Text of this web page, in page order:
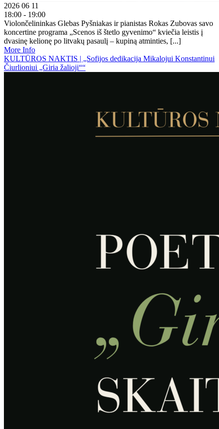
2026 06 11
18:00 - 19:00
Violončelininkas Glebas Pyšniakas ir pianistas Rokas Zubovas savo
koncertine programa „Scenos iš štetlo gyvenimo“ kviečia leistis į
dvasinę kelionę po litvakų pasaulį – kupiną atminties, [...]
More Info
KULTŪROS NAKTIS | „Sofijos dedikacija Mikalojui Konstantinui
Čiurlioniui „Giria žalioji““